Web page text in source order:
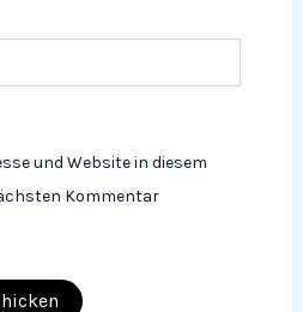
und Website in diesem
Kommentar